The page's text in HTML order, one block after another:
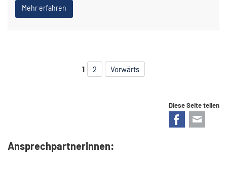
Mehr erfahren
1 2 Vorwärts
Diese Seite teilen
Facebook
Ansprechpartnerinnen: